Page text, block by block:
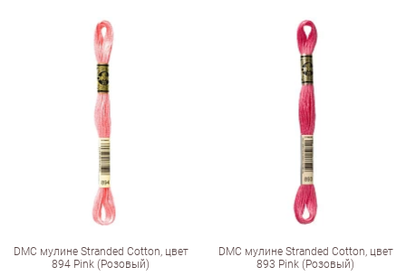
DMC мулине Stranded Cotton, цвет
894 Pink (Розовый)
DMC мулине Stranded Cotton, цвет
893 Pink (Розовый)